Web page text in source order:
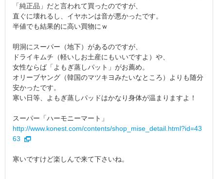
「純正品」だと言われて買ったのですが、
直ぐに壊れるし、イヤホンは音が悪かったです。
半値でも結果的に高い買物にｗ
明洞にスーパー（地下）があるのですが、
ドライキムチ（軽いしお土産にもいいですよ）や、
女性ならば「よもぎ蒸しパット」がお薦め。
オリーブヤング（韓国のマツキヨみたいなところ）よりも随分
安かったです。
寒い日等、よもぎ蒸しパッドはかなり身体が温まりますよ！
スーパー「ハーモニーマート」
http://www.konest.com/contents/shop_mise_detail.html?id=43
63
寒いですけど楽しんで来て下さいね。